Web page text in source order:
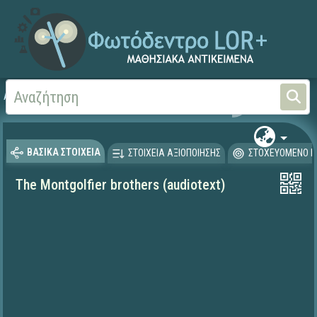
Αρχική Ξένες Γλώσσες -
ΒΑΣΙΚΑ ΣΤΟΙΧΕΙΑ ΣΤΟΙΧΕΙΑ ΑΞΙΟΠΟΙΗΣΗΣ ΣΤΟΧΕΥΟΜΕΝΟ
The Montgolfier brothers (audiotext)